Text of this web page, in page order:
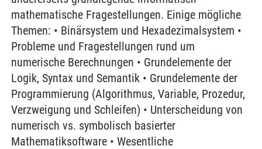
mathematische Fragestellungen. Einige mögliche
Themen: • Binärsystem und Hexadezimalsystem •
Probleme und Fragestellungen rund um
numerische Berechnungen • Grundelemente der
Logik, Syntax und Semantik • Grundelemente der
Programmierung (Algorithmus, Variable, Prozedur,
Verzweigung und Schleifen) • Unterscheidung von
numerisch vs. symbolisch basierter
Mathematiksoftware • Wesentliche